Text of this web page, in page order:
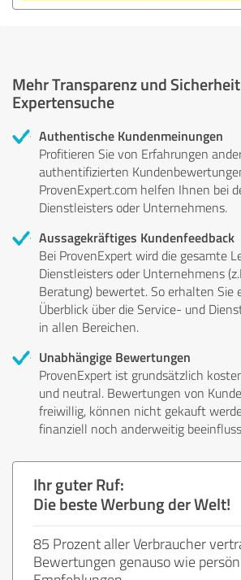
Mehr Transparenz und
Expertensuche
Authentische Kundenmeinungen
Profitieren Sie von Erfahrungen
authentifizierten
ProvenExpert.com helfen Ihnen bei
Dienstleisters oder Unternehmens.
Aussagekräftiges Kundenfeedback
Bei ProvenExpert wird die gesamte
Dienstleisters oder Unternehmens
Beratung) bewertet. So erhalten Sie
Überblick über die Service- und
in allen Bereichen.
Unabhängige Bewertungen
ProvenExpert ist grundsätzlich
und neutral. Bewertungen von
freiwillig, können nicht gekauft
finanziell noch anderweitig
Ihr guter Ruf:
Die beste Werbung der Welt!
85 Prozent aller Verbraucher
Bewertungen genauso wie